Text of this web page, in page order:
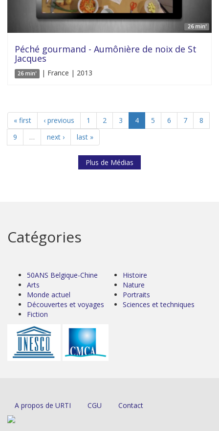
26 min'
Péché gourmand - Aumônière de noix de St
Jacques
26 min' | France | 2013
« first ‹ previous 1 2 3 4 5 6 7
8
9
… next › last »
Plus de Médias
Catégories
50ANS Belgique-Chine
Arts
Monde actuel
Découvertes et voyages
Fiction
Histoire
Nature
Portraits
Sciences et techniques
A propos de URTI CGU Contact